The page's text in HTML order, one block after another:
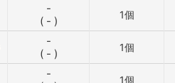
-
( - ) 1個
-
( - ) 1個
-
1個